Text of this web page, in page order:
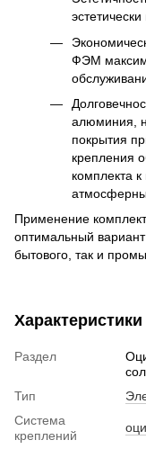
ФЭМ
алюминия,
покрытия
крепления
комплекта
Применение
оптимальный
бытового, так и
Характеристики
Раздел
Тип
Система
креплений